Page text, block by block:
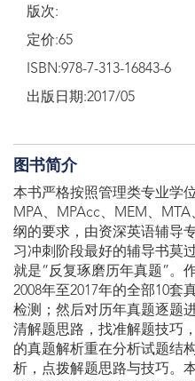
版次:
定价:65
ISBN:978-7-313-16843-6
出版日期:2017/05
图书简介
本书严格按照管理类专业学
MPA、MPAcc、MEM、
纲的要求，由资深英语辅导
习冲刺阶段最好的辅导书莫
就是“反复琢磨历年真题”。
2008年至2017年的全部10套
检测；然后对历年真题逐题
清解题思路，找准解题技巧
的真题解析重在分析试题结
析，点拨解题思路与技巧。